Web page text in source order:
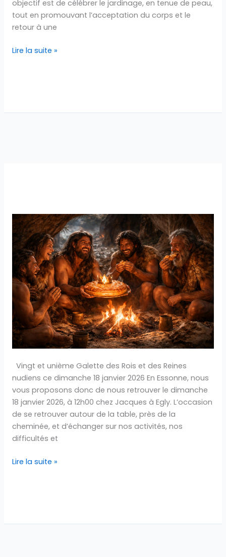
objectif est de célébrer le jardinage, en tenue de peau,
tout en promouvant l’acceptation du corps et le
retour à une
Lire la suite »
Vingt et unième Galette des Rois et des Reines
nudiens ce dimanche 18 janvier 2026 En Essonne, nous
vous proposons donc de nous retrouver le dimanche
18 janvier 2026, à 12h00 chez Jacques à Egly. L’occasion
de se retrouver autour de la table, près de la
cheminée, et d’échanger sur nos activités, nos
difficultés et
Vingt
et
unième
Galette
des
Rois
et
des
Reines
nudiens
dimanche
janvier
2026
Lire la suite »